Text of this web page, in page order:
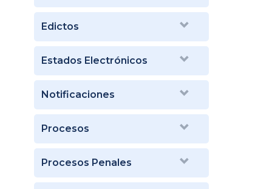
Edictos
Estados Electrónicos
Notificaciones
Procesos
Procesos Penales